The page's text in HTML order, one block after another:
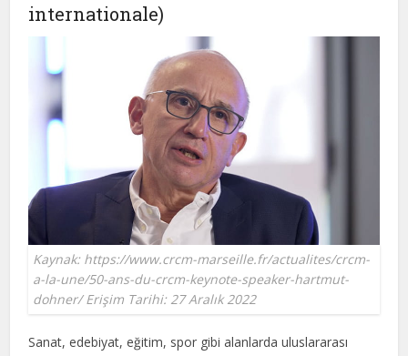
internationale)
Kaynak: https://www.crcm-marseille.fr/actualites/crcm-
a-la-une/50-ans-du-crcm-keynote-speaker-hartmut-
dohner/ Erişim Tarihi: 27 Aralık 2022
Sanat, edebiyat, eğitim, spor gibi alanlarda uluslararası